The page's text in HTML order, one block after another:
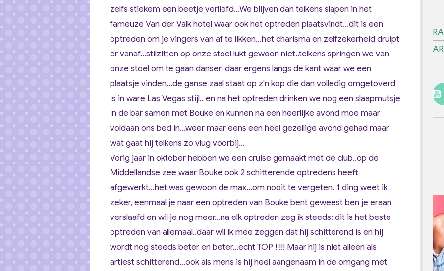
zelfs stiekem een beetje verliefd...We blijven dan telkens slapen in het
fameuze Van der Valk hotel waar ook het optreden plaatsvindt...dit is een
optreden om je vingers van af te likken...het charisma en zelfzekerheid druipt
er vanaf...stilzitten op onze stoel lukt gewoon niet..telkens springen we van
onze stoel om te gaan dansen daar ergens langs de kant waar we een
plaatsje vinden...de ganse zaal staat op z'n kop die dan volledig omgetoverd
is in ware Las Vegas stijl.. en na het optreden drinken we nog een slaapmutsje
in de bar samen met Bouke en kunnen na een heerlijke avond moe maar
voldaan ons bed in...weer maar eens een heel gezellige avond gehad maar
wat gaat hij telkens zo vlug voorbij...
Vorig jaar in oktober hebben we een cruise gemaakt met de club..op de
Middellandse zee waar Bouke ook 2 schitterende optredens heeft
afgewerkt...het was gewoon de max...om nooit te vergeten. 1 ding weet ik
zeker, eenmaal je naar een optreden van Bouke bent geweest ben je eraan
verslaafd en wil je nog meer...na elk optreden zeg ik steeds: dit is het beste
optreden van allemaal..daar wil ik mee zeggen dat hij schitterend is en hij
wordt nog steeds beter en beter...echt TOP !!!!! Maar hij is niet alleen als
artiest schitterend...ook als mens is hij heel aangenaam in de omgang met